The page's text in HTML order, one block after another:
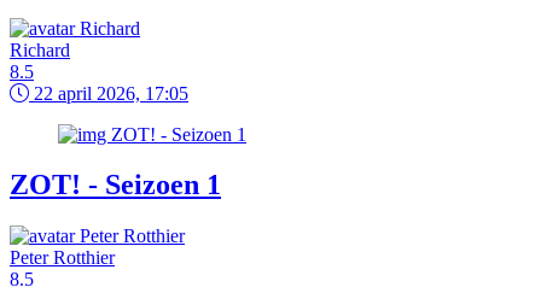
Richard
8.5
22 april 2026, 17:05
ZOT! - Seizoen 1
Peter Rotthier
8.5